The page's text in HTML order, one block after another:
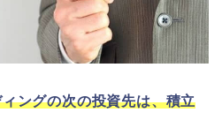
ングの次の投資先は、積立